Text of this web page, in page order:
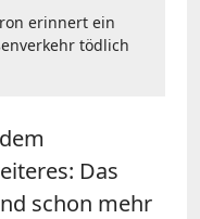
erinnert ein
tödlich
Das
schon mehr